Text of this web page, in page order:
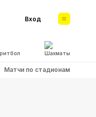
Шахматы
Вход
Матчи по стадионам